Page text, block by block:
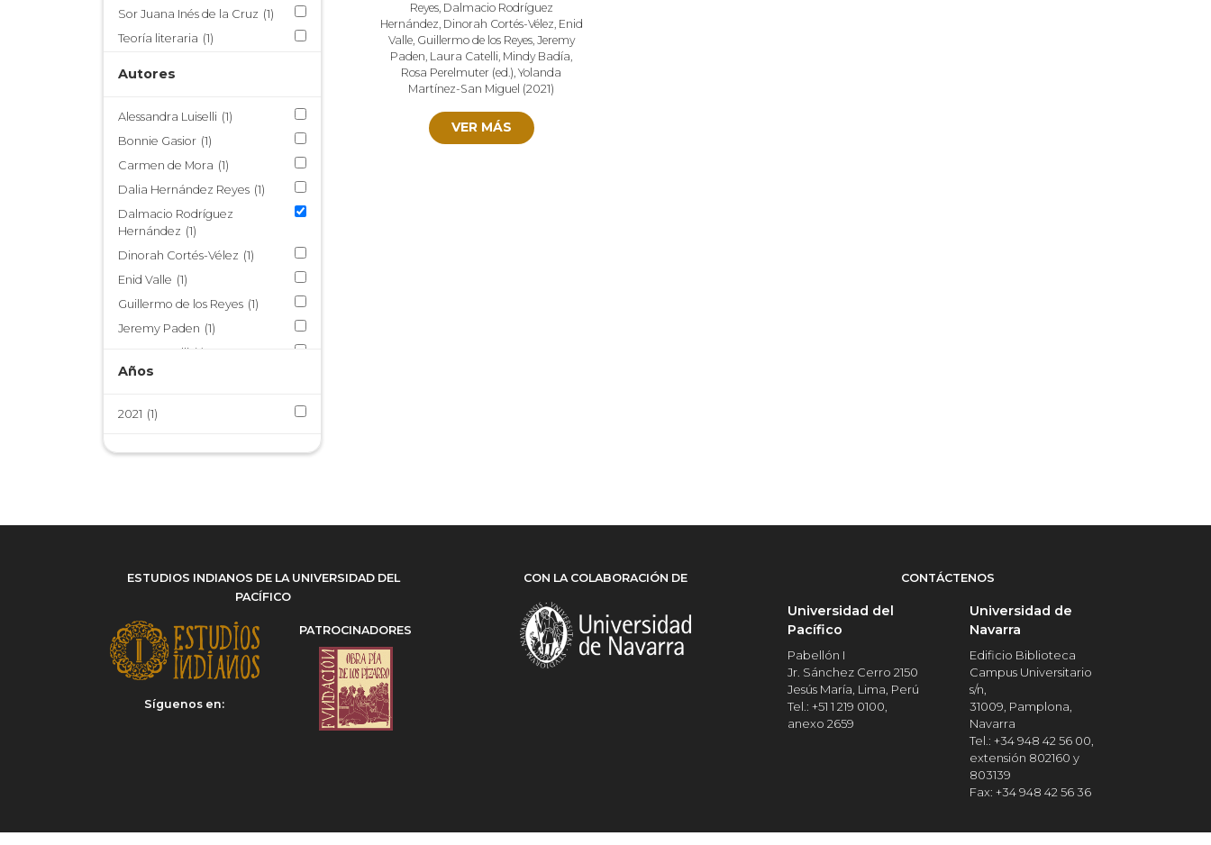
Sor Juana Inés de la Cruz (1)
Teoría literaria (1)
(1)
Autores
Alessandra Luiselli (1)
Bonnie Gasior (1)
Carmen de Mora (1)
Dalia Hernández Reyes (1)
Dalmacio Rodríguez
Hernández (1)
Dinorah Cortés-Vélez (1)
Enid Valle (1)
Guillermo de los Reyes (1)
Jeremy Paden (1)
Laura Catelli (1)
Mindy Badía
Años
2021 (1)
Reyes, Dalmacio Rodríguez
Hernández, Dinorah Cortés-Vélez, Enid
Valle, Guillermo de los Reyes, Jeremy
Paden, Laura Catelli, Mindy Badía,
Rosa Perelmuter (ed.),Yolanda
Martínez-San Miguel (2021)
VER MÁS
ESTUDIOS INDIANOS DE LA UNIVERSIDAD DEL
PACÍFICO
Síguenos en:
PATROCINADORES
CON LA COLABORACIÓN DE CONTÁCTENOS
Universidad del
Pacífico
Pabellón I
Jr. Sánchez Cerro 2150
Jesús María, Lima, Perú
Tel.: +51 1 219 0100,
anexo 2659
Universidad de
Navarra
Edificio Biblioteca
Campus Universitario
s/n,
31009, Pamplona,
Navarra
Tel.: +34 948 42 56 00,
extensión 802160 y
803139
Fax: +34 948 42 56 36